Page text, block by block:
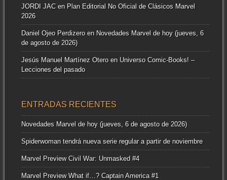
JORDI JACen Plan Editorial No Oficial de Clásicos Marvel
2026
Daniel Ojeo Perdizeroen Novedades Marvel de hoy (jueves, 6
de agosto de 2026)
Jesús Manuel Martínez Oteroen Universo Comic-Books! –
Lecciones del pasado
ENTRADAS RECIENTES
Novedades Marvel de hoy (jueves, 6 de agosto de 2026)
Spiderwoman tendrá nueva serie regular a partir de noviembre
Marvel Preview Civil War: Unmasked #4
Marvel Preview What if…? Captain America #1